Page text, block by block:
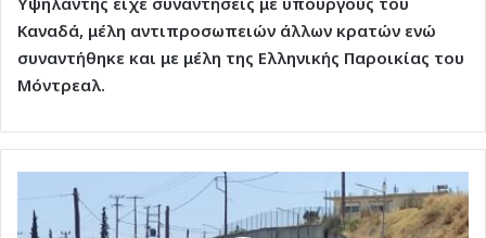
Καναδά, μέλη αντιπροσωπειών άλλων κρατών ενώ
συναντήθηκε και με μέλη της Ελληνικής Παροικίας του
Μόντρεαλ.
Δύο
νεκροί